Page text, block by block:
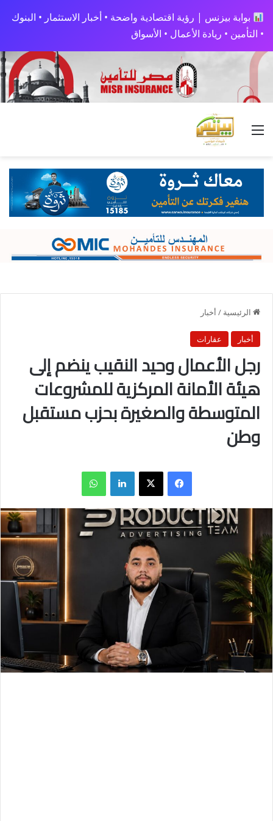
بوابة بيزنس | رؤية اقتصادية واضحة • أخبار الاستثمار • البنوك
• التأمين • ريادة الأعمال • الأسواق
القائمة
الرئيسية / أخبار
أخبار عقارات
رجل الأعمال وحيد النقيب ينضم إلى
هيئة الأمانة المركزية للمشروعات
المتوسطة والصغيرة بحزب مستقبل
وطن
فيسبوك X لينكدإن